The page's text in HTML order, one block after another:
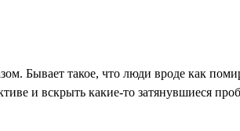
Бывает такое, что люди вроде как
и вскрыть какие-то затянувшиеся